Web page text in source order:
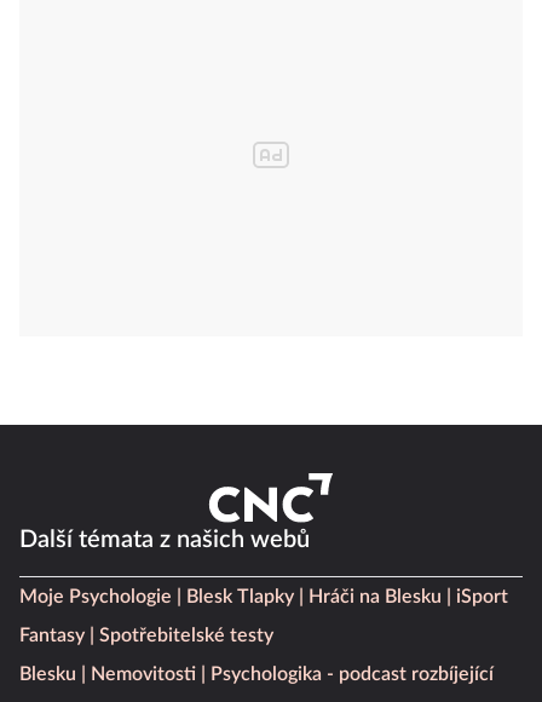
Další témata z našich webů
Moje Psychologie Blesk Tlapky Hráči na Blesku
iSport
Fantasy
Spotřebitelské testy
Blesku
Nemovitosti
Psychologika - podcast rozbíjející